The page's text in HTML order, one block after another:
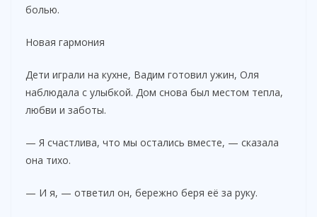
болью.
Новая гармония
Дети играли на кухне, Вадим готовил ужин, Оля
наблюдала с улыбкой. Дом снова был местом тепла,
любви и заботы.
— Я счастлива, что мы остались вместе, — сказала
она тихо.
— И я, — ответил он, бережно беря её за руку.